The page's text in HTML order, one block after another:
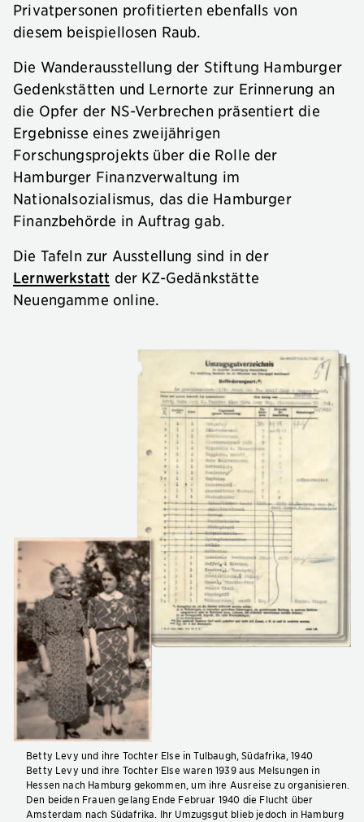
Privatpersonen profitierten ebenfalls von
diesem beispiellosen Raub.
Die Wanderausstellung der Stiftung Hamburger
Gedenkstätten und Lernorte zur Erinnerung an
die Opfer der NS-Verbrechen präsentiert die
Ergebnisse eines zweijährigen
Forschungsprojekts über die Rolle der
Hamburger Finanzverwaltung im
Nationalsozialismus, das die Hamburger
Finanzbehörde in Auftrag gab.
Die Tafeln zur Ausstellung sind in der
Lernwerkstatt der KZ-Gedänkstätte
Neuengamme online.
Betty Levy und ihre Tochter Else in Tulbaugh, Südafrika, 1940
Betty Levy und ihre Tochter Else waren 1939 aus Melsungen in
Hessen nach Hamburg gekommen, um ihre Ausreise zu organisieren.
Den beiden Frauen gelang Ende Februar 1940 die Flucht über
Amsterdam nach Südafrika. Ihr Umzugsgut blieb jedoch in Hamburg